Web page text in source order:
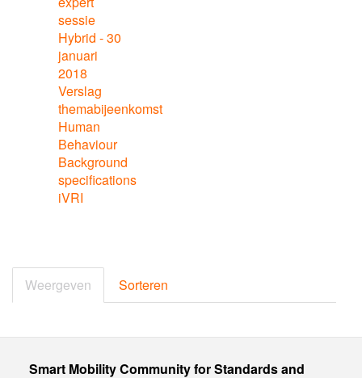
sessie
Hybrid - 30
januari
2018
Verslag
themabijeenkomst
Human
Behaviour
Background
specifications
iVRI
tabs
Weergeven (actieve
tabblad)
Sorteren
Smart Mobility Community for Standards and